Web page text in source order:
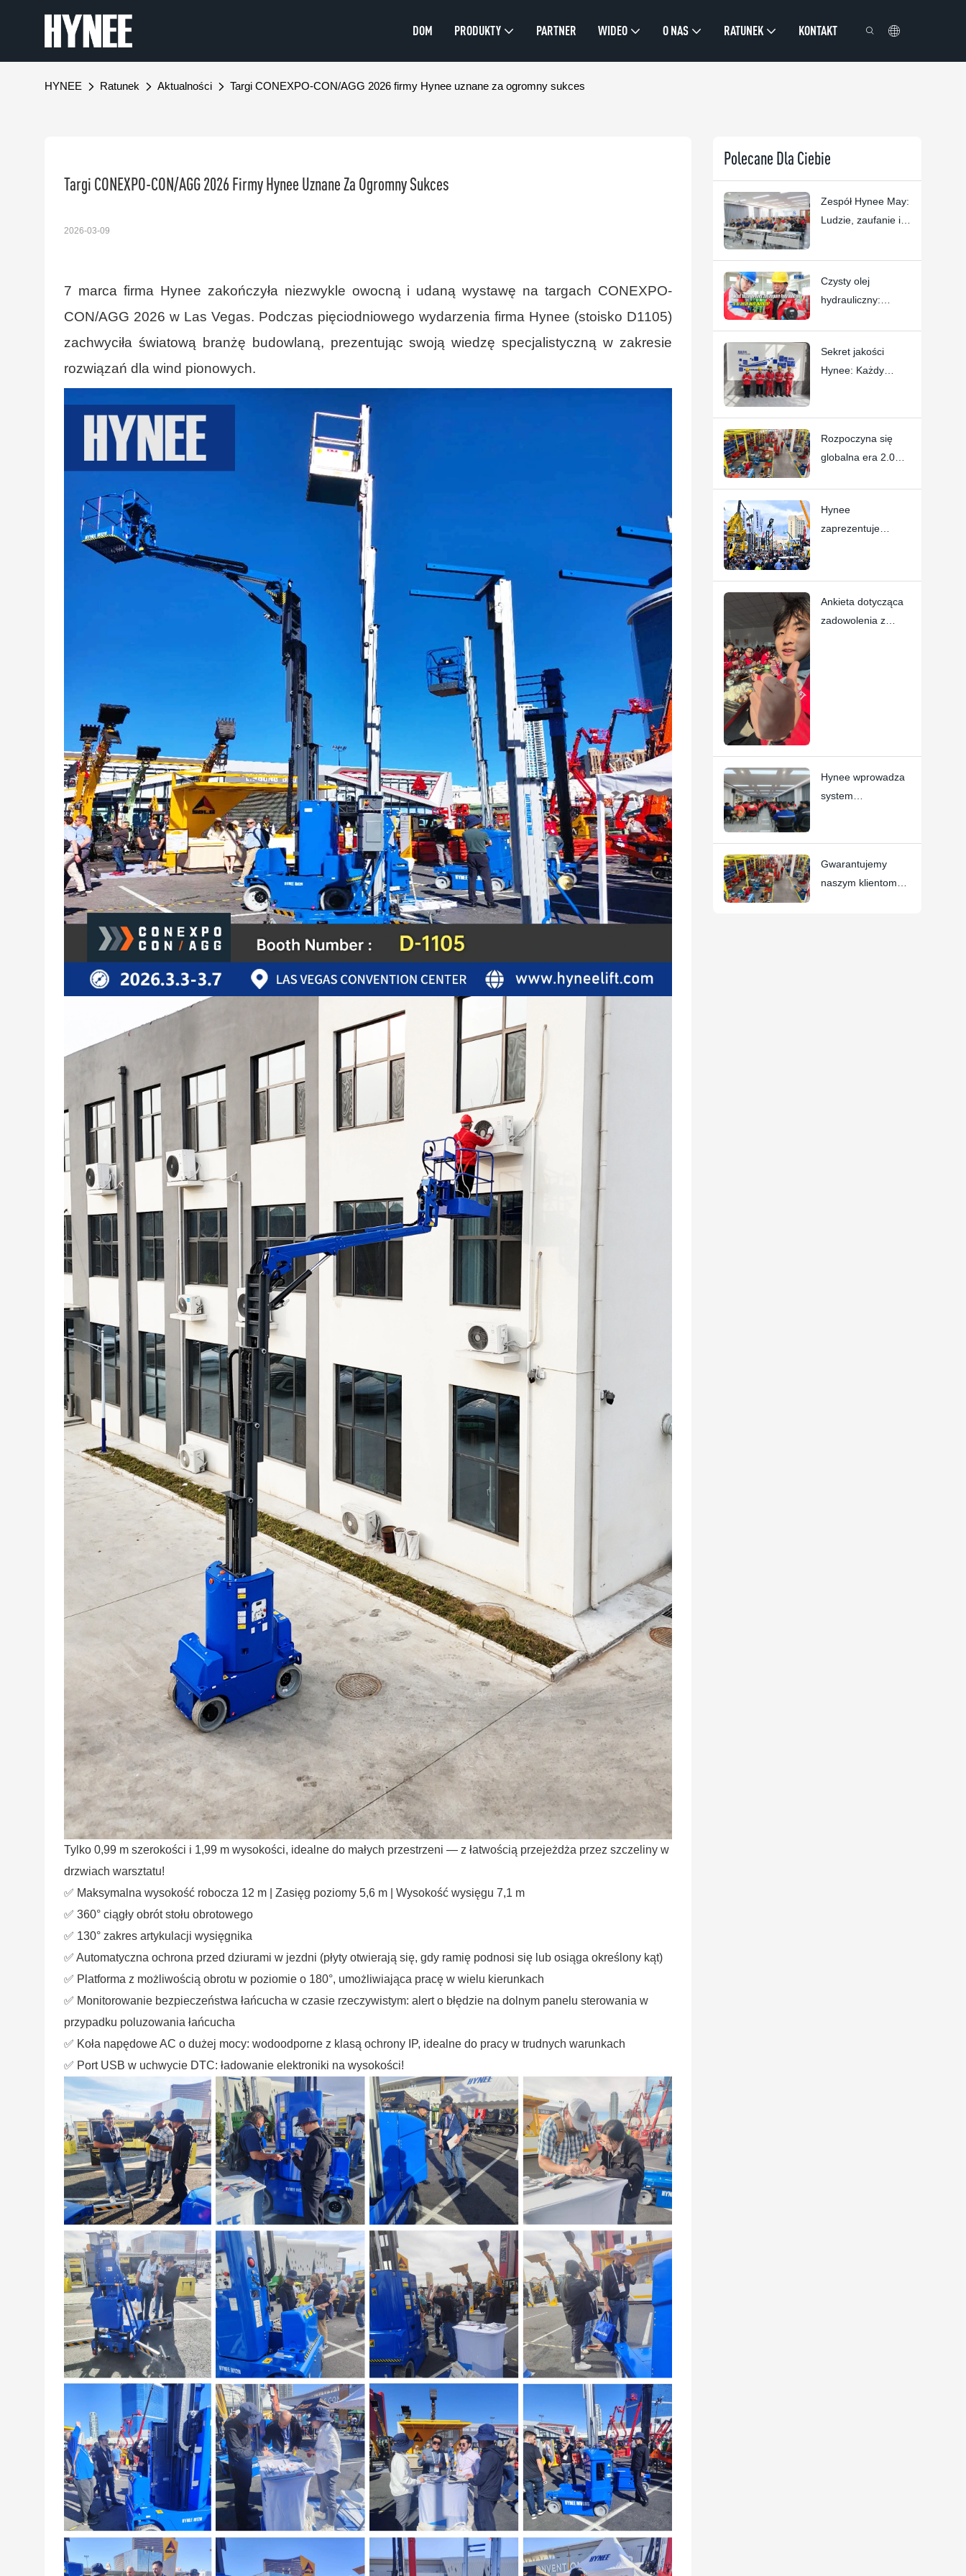
DOM PRODUKTY PARTNER WIDEO O NAS RATUNEK KONTAKT
HYNEE Ratunek Aktualności Targi CONEXPO-CON/AGG 2026 firmy Hynee uznane za ogromny sukces
Targi CONEXPO-CON/AGG 2026 Firmy Hynee Uznane Za Ogromny Sukces
2026-03-09
7 marca firma Hynee zakończyła niezwykle owocną i udaną wystawę na targach CONEXPO-
CON/AGG 2026 w Las Vegas. Podczas pięciodniowego wydarzenia firma Hynee (stoisko D1105)
zachwyciła światową branżę budowlaną, prezentując swoją wiedzę specjalistyczną w zakresie
rozwiązań dla wind pionowych.
Tylko 0,99 m szerokości i 1,99 m wysokości, idealne do małych przestrzeni — z łatwością przejeżdża przez szczeliny w
drzwiach warsztatu!
✅ Maksymalna wysokość robocza 12 m | Zasięg poziomy 5,6 m | Wysokość wysięgu 7,1 m
✅ 360° ciągły obrót stołu obrotowego
✅ 130° zakres artykulacji wysięgnika
✅ Automatyczna ochrona przed dziurami w jezdni (płyty otwierają się, gdy ramię podnosi się lub osiąga określony kąt)
✅ Platforma z możliwością obrotu w poziomie o 180°, umożliwiająca pracę w wielu kierunkach
✅ Monitorowanie bezpieczeństwa łańcucha w czasie rzeczywistym: alert o błędzie na dolnym panelu sterowania w
przypadku poluzowania łańcucha
✅ Koła napędowe AC o dużej mocy: wodoodporne z klasą ochrony IP, idealne do pracy w trudnych warunkach
✅ Port USB w uchwycie DTC: ładowanie elektroniki na wysokości!
Polecane Dla Ciebie
Zespół Hynee May:
Ludzie, zaufanie i
podnośników
koszowych
Czysty olej
hydrauliczny:
podnośników
koszowych Hynee
Sekret jakości
Hynee: Każdy
Rozpoczyna się
globalna era 2.0
do prac
podnośnych
Hynee
zaprezentuje
targach
CONEXPO-
CON/AGG 2026!
Ankieta dotycząca
zadowolenia z
Hynee wprowadza
system
zakotwiczania
wartości
Gwarantujemy
naszym klientom